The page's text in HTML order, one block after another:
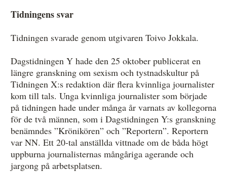
Tidningens svar
Tidningen svarade genom utgivaren Toivo Jokkala.
Dagstidningen Y hade den 25 oktober publicerat en
längre granskning om sexism och tystnadskultur på
Tidningen X:s redaktion där flera kvinnliga journalister
kom till tals. Unga kvinnliga journalister som började
på tidningen hade under många år varnats av kollegorna
för de två männen, som i Dagstidningen Y:s granskning
benämndes ”Krönikören” och ”Reportern”. Reportern
var NN. Ett 20-tal anställda vittnade om de båda högt
uppburna journalisternas mångåriga agerande och
jargong på arbetsplatsen.